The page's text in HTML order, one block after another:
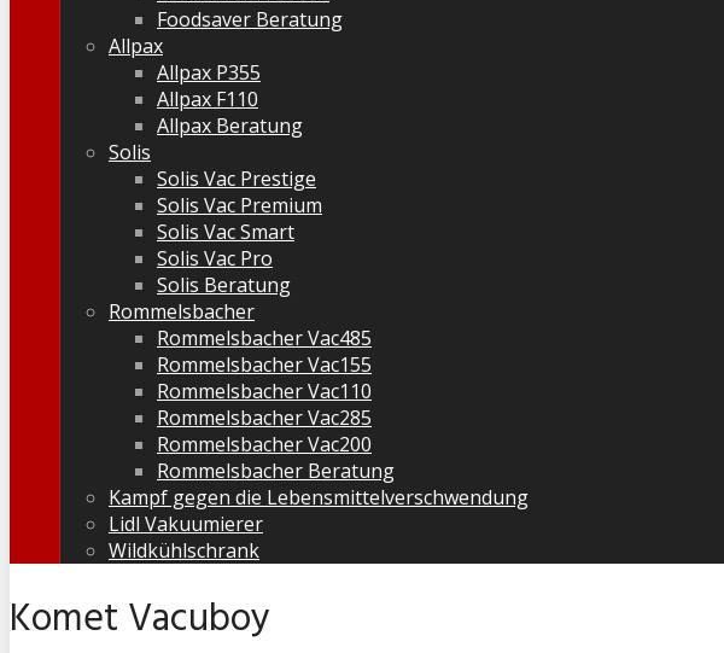
Foodsaver Beratung
Allpax
Allpax P355
Allpax F110
Allpax Beratung
Solis
Solis Vac Prestige
Solis Vac Premium
Solis Vac Smart
Solis Vac Pro
Solis Beratung
Rommelsbacher
Rommelsbacher Vac485
Rommelsbacher Vac155
Rommelsbacher Vac110
Rommelsbacher Vac285
Rommelsbacher Vac200
Rommelsbacher Beratung
Kampf gegen die Lebensmittelverschwendung
Lidl Vakuumierer
Wildkühlschrank
Komet Vacuboy